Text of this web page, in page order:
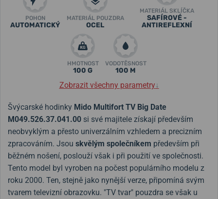
POHON
AUTOMATICKÝ
MATERIÁL POUZDRA
OCEL
MATERIÁL SKLÍČKA
SAFÍROVÉ -
ANTIREFLEXNÍ
HMOTNOST
100 G
VODOTĚSNOST
100 M
Zobrazit všechny parametry↓
Švýcarské hodinky Mido Multifort TV Big Date
M049.526.37.041.00 si své majitele získají především
neobvyklým a přesto univerzálním vzhledem a precizním
zpracováním. Jsou skvělým společníkem především při
běžném nošení, poslouží však i při použití ve společnosti.
Tento model byl vyroben na počest populárního modelu z
roku 2000. Ten, stejně jako nynější verze, připomíná svým
tvarem televizní obrazovku. "TV tvar" pouzdra se však u